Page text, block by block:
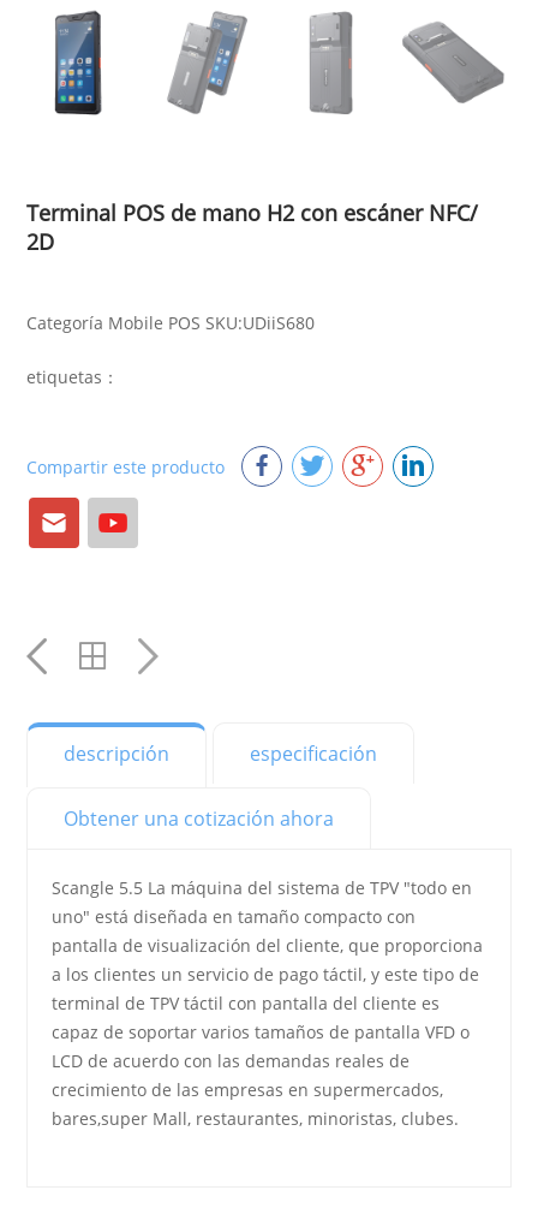
Terminal POS de mano H2 con escáner NFC/
2D
Categoría Mobile POS SKU:UDiiS680
etiquetas：
Compartir este producto
YouTube
YouTube
YouTube
YouTube
YouTube
YouTube
YouTube
YouTube
YouTube
descripción especificación
Obtener una cotización ahora
Scangle 5.5 La máquina del sistema de TPV "todo en
uno" está diseñada en tamaño compacto con
pantalla de visualización del cliente, que proporciona
a los clientes un servicio de pago táctil, y este tipo de
terminal de TPV táctil con pantalla del cliente es
capaz de soportar varios tamaños de pantalla VFD o
LCD de acuerdo con las demandas reales de
crecimiento de las empresas en supermercados,
bares,super Mall, restaurantes, minoristas, clubes.